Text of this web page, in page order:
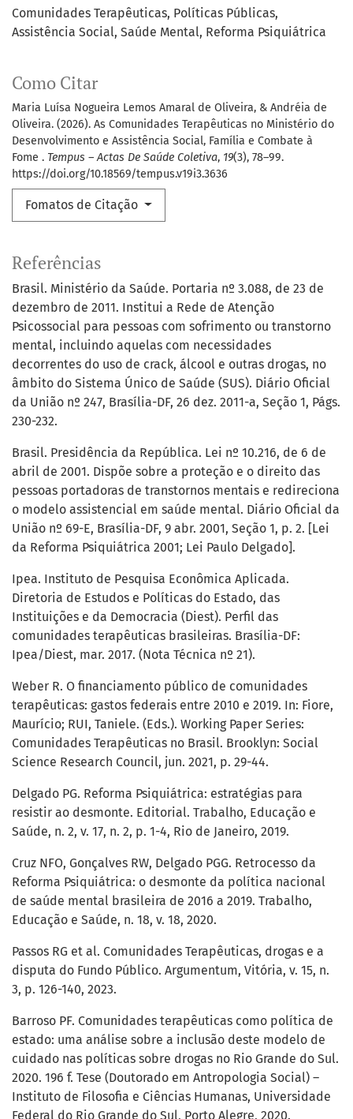
Comunidades Terapêuticas Políticas Públicas
Assistência Social Saúde Mental Reforma Psiquiátrica
Como Citar
Maria Luísa Nogueira Lemos Amaral de Oliveira, & Andréia de
Oliveira. (2026). As Comunidades Terapêuticas no Ministério do
Desenvolvimento e Assistência Social, Família e Combate à
Fome . Tempus – Actas De Saúde Coletiva, 19(3), 78–99.
https://doi.org/10.18569/tempus.v19i3.3636
Fomatos de Citação
Referências
Brasil. Ministério da Saúde. Portaria nº 3.088, de 23 de
dezembro de 2011. Institui a Rede de Atenção
Psicossocial para pessoas com sofrimento ou transtorno
mental, incluindo aquelas com necessidades
decorrentes do uso de crack, álcool e outras drogas, no
âmbito do Sistema Único de Saúde (SUS). Diário Oficial
da União nº 247, Brasília-DF, 26 dez. 2011-a, Seção 1, Págs.
230-232.
Brasil. Presidência da República. Lei nº 10.216, de 6 de
abril de 2001. Dispõe sobre a proteção e o direito das
pessoas portadoras de transtornos mentais e redireciona
o modelo assistencial em saúde mental. Diário Oficial da
União nº 69-E, Brasília-DF, 9 abr. 2001, Seção 1, p. 2. [Lei
da Reforma Psiquiátrica 2001; Lei Paulo Delgado].
Ipea. Instituto de Pesquisa Econômica Aplicada.
Diretoria de Estudos e Políticas do Estado, das
Instituições e da Democracia (Diest). Perfil das
comunidades terapêuticas brasileiras. Brasília-DF:
Ipea/Diest, mar. 2017. (Nota Técnica nº 21).
Weber R. O financiamento público de comunidades
terapêuticas: gastos federais entre 2010 e 2019. In: Fiore,
Maurício; RUI, Taniele. (Eds.). Working Paper Series:
Comunidades Terapêuticas no Brasil. Brooklyn: Social
Science Research Council, jun. 2021, p. 29-44.
Delgado PG. Reforma Psiquiátrica: estratégias para
resistir ao desmonte. Editorial. Trabalho, Educação e
Saúde, n. 2, v. 17, n. 2, p. 1-4, Rio de Janeiro, 2019.
Cruz NFO, Gonçalves RW, Delgado PGG. Retrocesso da
Reforma Psiquiátrica: o desmonte da política nacional
de saúde mental brasileira de 2016 a 2019. Trabalho,
Educação e Saúde, n. 18, v. 18, 2020.
Passos RG et al. Comunidades Terapêuticas, drogas e a
disputa do Fundo Público. Argumentum, Vitória, v. 15, n.
3, p. 126-140, 2023.
Barroso PF. Comunidades terapêuticas como política de
estado: uma análise sobre a inclusão deste modelo de
cuidado nas políticas sobre drogas no Rio Grande do Sul.
2020. 196 f. Tese (Doutorado em Antropologia Social) –
Instituto de Filosofia e Ciências Humanas, Universidade
Federal do Rio Grande do Sul, Porto Alegre, 2020.